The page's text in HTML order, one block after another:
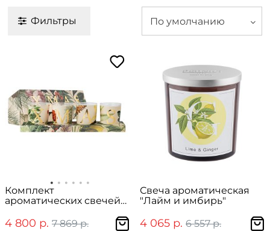
Фильтры По умолчанию
Комплект
ароматических свечей
4 800 р. 7 869 р.
Свеча ароматическая
"Лайм и имбирь"
4 065 р. 6 557 р.